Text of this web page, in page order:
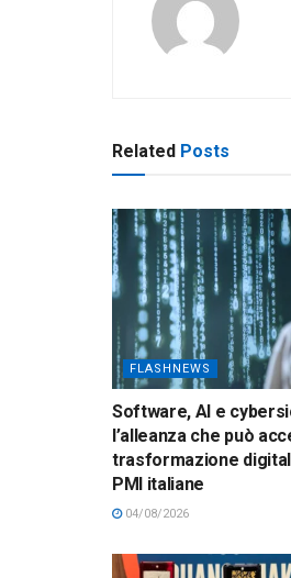
Related Posts
FLASHNEWS
Software, AI e
l’alleanza che può
trasformazione
PMI italiane
04/08/2026